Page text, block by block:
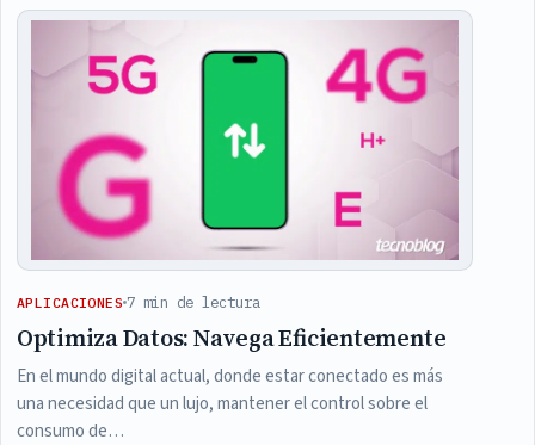
Articles
APLICACIONES 7 min de lectura
Optimiza Datos: Navega Eficientemente
En el mundo digital actual, donde estar conectado es más
una necesidad que un lujo, mantener el control sobre el
consumo de…